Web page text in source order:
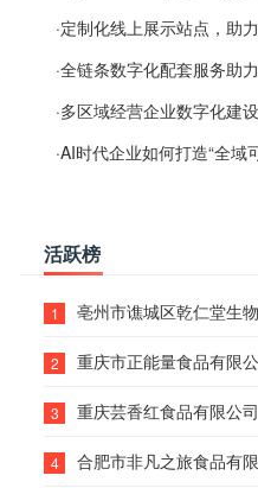
·定制化线上展示站点，助力企业打通线
·全链条数字化配套服务助力企业全
·多区域经营企业数字化建设新思路：多端载体与地域检索一
·AI时代企业如何打造“全域可见”的数字资产？梓彤超
活跃榜
1 亳州市谯城区乾仁堂生物
2 重庆市正能量食品有限
3 重庆芸香红食品有限公司
4 合肥市非凡之旅食品有